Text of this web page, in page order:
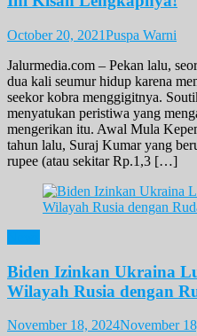
October 20, 2021Puspa Warni
Jalurmedia.com – Pekan lalu,
dua kali seumur hidup karena
seekor kobra menggigitnya.
menyatukan peristiwa yang
mengerikan itu. Awal Mula
tahun lalu, Suraj Kumar yang
rupee (atau sekitar Rp.1,3 […]
Biden Izinkan Ukraina
Wilayah Rusia dengan
November 18, 2024November